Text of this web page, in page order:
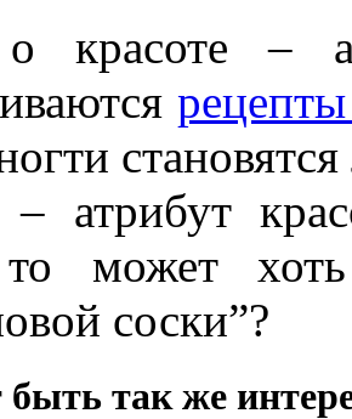
–
– атрибут
может хоть
соски”?
так же